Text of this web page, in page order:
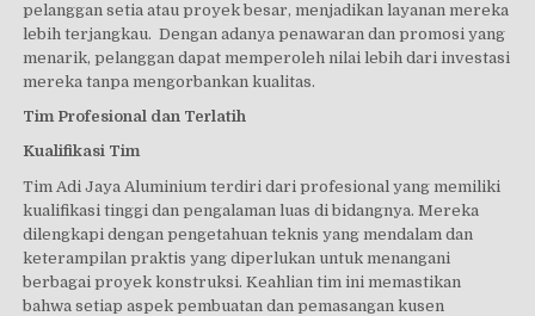
pelanggan setia atau proyek besar, menjadikan layanan mereka
lebih terjangkau. Dengan adanya penawaran dan promosi yang
menarik, pelanggan dapat memperoleh nilai lebih dari investasi
mereka tanpa mengorbankan kualitas.
Tim Profesional dan Terlatih
Kualifikasi Tim
Tim Adi Jaya Aluminium terdiri dari profesional yang memiliki
kualifikasi tinggi dan pengalaman luas di bidangnya. Mereka
dilengkapi dengan pengetahuan teknis yang mendalam dan
keterampilan praktis yang diperlukan untuk menangani
berbagai proyek konstruksi. Keahlian tim ini memastikan
bahwa setiap aspek pembuatan dan pemasangan kusen